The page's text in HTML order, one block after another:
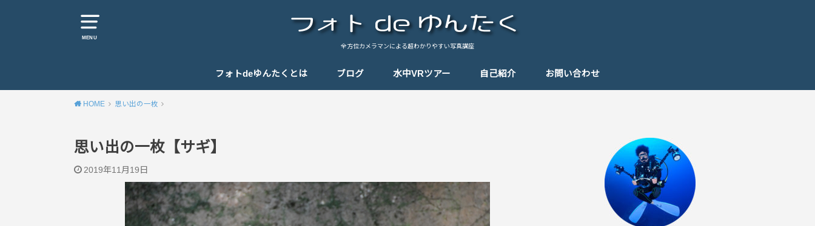
MENU
全方位カメラマンによる超わかりやすい写真講座
フォトdeゆんたくとは ブログ 水中VRツアー 自己紹介 お問い合わせ
HOME 思い出の一枚
思い出の一枚【サギ】
2019年11月19日